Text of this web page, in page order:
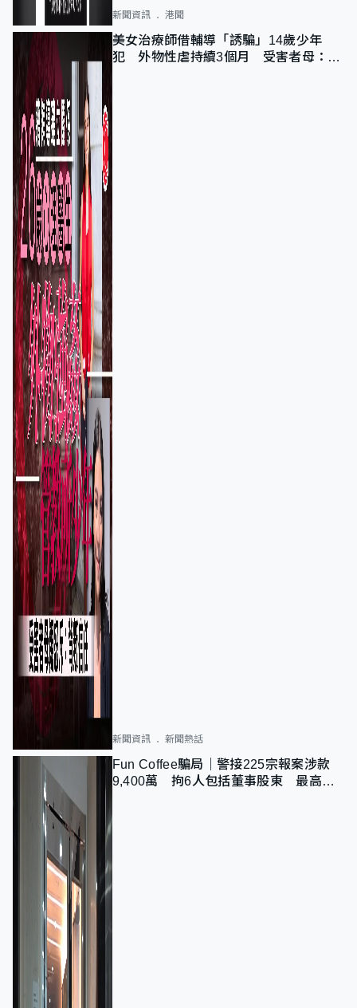
新聞資訊 港聞
美女治療師借輔導「誘騙」14歲少年
犯 外物性虐持續3個月 受害者母：要
新聞資訊 新聞熱話
Fun Coffee騙局｜警接225宗報案涉款
9,400萬 拘6人包括董事股東 最高金